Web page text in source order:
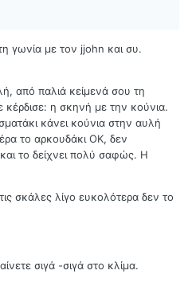
γωνία με τον jjohn και συ.
από παλιά κείμενά σου τη
κέρδισε: η σκηνή με την κούνια.
κάνει κούνια στην αυλή
το αρκουδάκι ΟΚ, δεν
και το δείχνει πολύ σαφώς. Η
σκάλες λίγο ευκολότερα δεν το
σιγά -σιγά στο κλίμα.